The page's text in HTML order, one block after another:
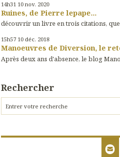
14h31 10 nov. 2020
Ruines, de Pierre lepape...
découvrir un livre en trois citations,
15h57 10 déc. 2018
Manoeuvres de Diversion, le
Après deux ans d'absence, le blog
Rechercher